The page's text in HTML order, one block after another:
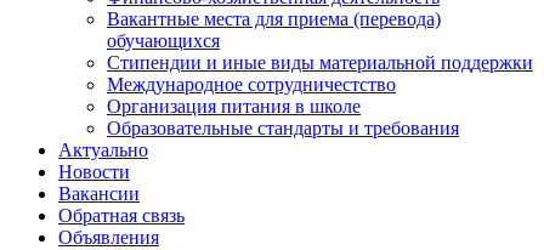
Вакантные места для приема (перевода)
обучающихся
Стипендии и иные виды материальной поддержки
Международное сотрудничестство
Организация питания в школе
Образовательные стандарты и требования
Актуально
Новости
Вакансии
Обратная связь
Объявления